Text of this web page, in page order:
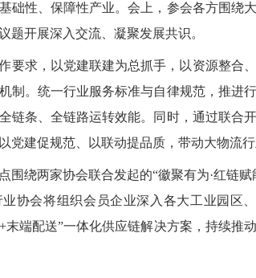
础性、保障性产业。会上，参会各方围绕
题开展深入交流、凝聚发展共识。
要求，以党建联建为总抓手，以资源整合
制。统一行业服务标准与自律规范，推进
链条、全链路运转效能。同时，通过联合
党建促规范、以联动提品质，带动大物流行
围绕两家协会联合发起的“徽聚有为·红链
协会将组织会员企业深入各大工业园区
末端配送”一体化供应链解决方案，持续